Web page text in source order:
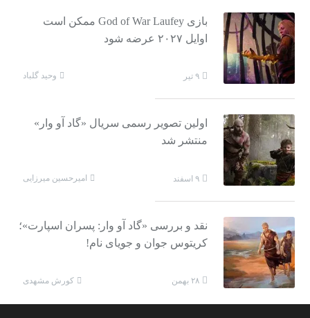
بازی God of War Laufey ممکن است
اوایل ۲۰۲۷ عرضه شود
۹ تیر وحید گلباد
اولین تصویر رسمی سریال «گاد آو وار»
منتشر شد
۹ اسفند امیرحسین میرزایی
نقد و بررسی «گاد آو وار: پسران اسپارت»؛
کریتوس جوان و جویای نام!
۲۸ بهمن کورش مشهدی